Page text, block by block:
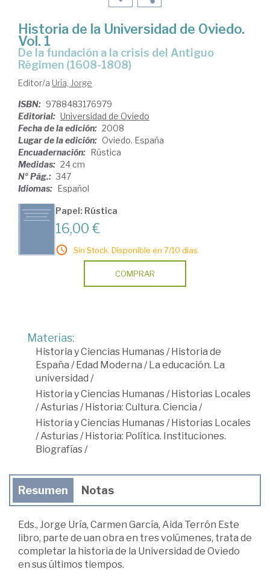
Historia de la Universidad de Oviedo.
Vol. 1
de la fundación a la crisis del Antiguo
Régimen (1608-1808)
Editor/a Uría, Jorge
ISBN: 9788483176979
Editorial: Universidad de Oviedo
Fecha de la edición: 2008
Lugar de la edición: Oviedo. España
Encuadernación: Rústica
Medidas: 24 cm
Nº Pág.: 347
Idiomas: Español
Papel: Rústica
16,00 €
Sin Stock. Disponible en 7/10 días.
COMPRAR
Materias:
Historia y Ciencias Humanas/Historia de
España /Edad Moderna /La educación. La
universidad /
Historia y Ciencias Humanas/Historias Locales
/Asturias/Historia: Cultura. Ciencia /
Historia y Ciencias Humanas/Historias Locales
/Asturias/Historia: Política. Instituciones.
Biografías/
Resumen Notas
Eds., Jorge Uría, Carmen García, Aida Terrón Este
libro, parte de uan obra en tres volúmenes, trata de
completar la historia de la Universidad de Oviedo
en sus últimos tiempos.